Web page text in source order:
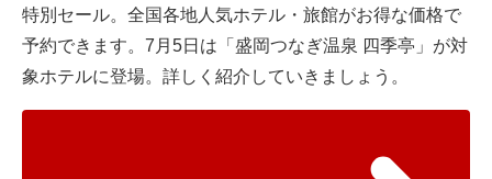
特別セール。全国各地人気ホテル・旅館がお得な価格で
予約できます。7月5日は「盛岡つなぎ温泉 四季亭」が対
象ホテルに登場。詳しく紹介していきましょう。